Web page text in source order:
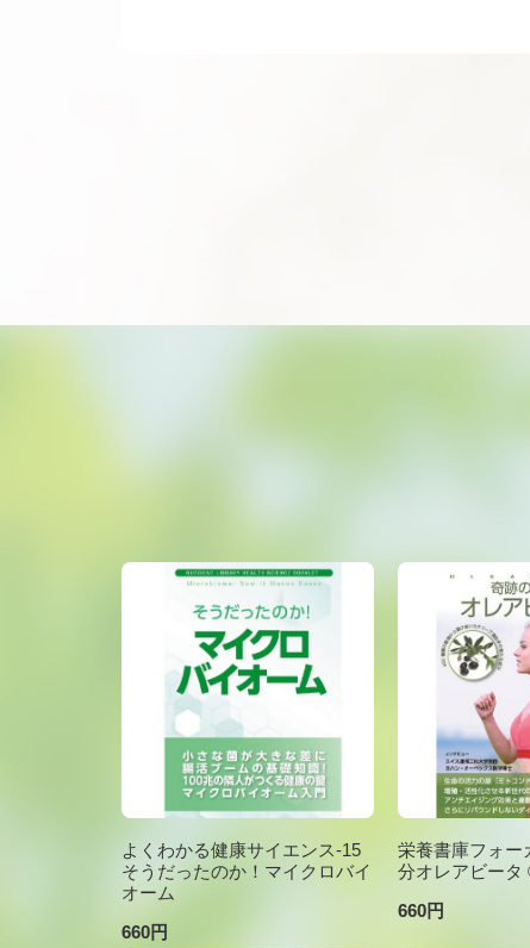
よくわかる健康サイエンス-15
そうだったのか！マイクロバイ
オーム
660円
栄養書庫フォー
分オレアビータ
660円